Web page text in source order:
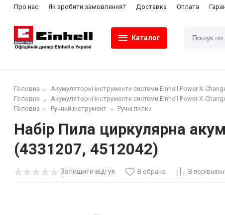
Про нас Як зробити замовлення? Доставка Оплата
Каталог
Головна →
Акумуляторні інструменти системи Einhell Power X-
Акумуляторні інструменти системи Einhell Power X-
Головна →
Ручні пилки
Ручний інструмент →
Головна →
Набір Пила циркулярна
(4331207, 4512042)
Залишити відгук В обране В